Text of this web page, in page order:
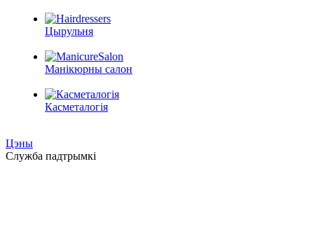
Цырульня
Манікюрны салон
Касметалогія
Цэны
Служба падтрымкі